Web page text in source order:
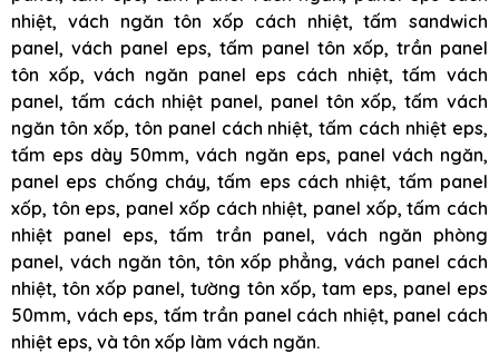
nhiệt, vách ngăn tôn xốp cách nhiệt, tấm sandwich
panel, vách panel eps, tấm panel tôn xốp, trần panel
tôn xốp, vách ngăn panel eps cách nhiệt, tấm vách
panel, tấm cách nhiệt panel, panel tôn xốp, tấm vách
ngăn tôn xốp, tôn panel cách nhiệt, tấm cách nhiệt eps,
tấm eps dày 50mm, vách ngăn eps, panel vách ngăn,
panel eps chống cháy, tấm eps cách nhiệt, tấm panel
xốp, tôn eps, panel xốp cách nhiệt, panel xốp, tấm cách
nhiệt panel eps, tấm trần panel, vách ngăn phòng
panel, vách ngăn tôn, tôn xốp phẳng, vách panel cách
nhiệt, tôn xốp panel, tường tôn xốp, tam eps, panel eps
50mm, vách eps, tấm trần panel cách nhiệt, panel cách
nhiệt eps, và tôn xốp làm vách ngăn.